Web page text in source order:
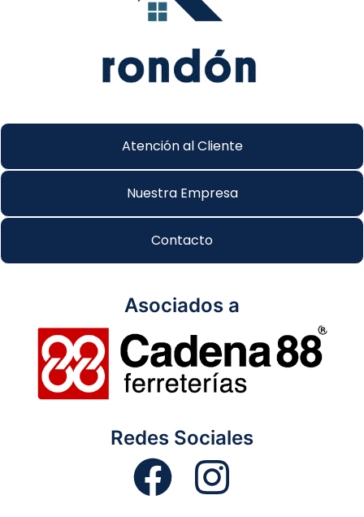
Atención al Cliente
Nuestra Empresa
Contacto
Asociados a
Redes Sociales